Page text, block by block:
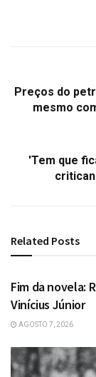
Preços do
mesmo
'Tem que
Related Posts
ESPORTES
Fim da novela:
Vinícius Júnior
AGOSTO 7, 2026